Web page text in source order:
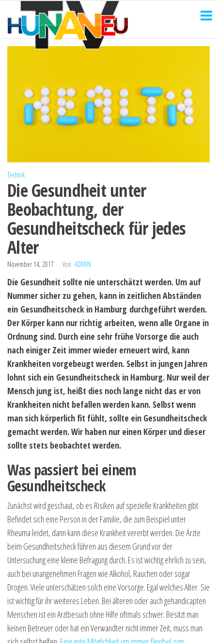
Inhalt
springen
Technik
Die Gesundheit unter
Beobachtung, der
Gesundheitscheck für jedes
Alter
November 14, 2017 Von ADMIN
Die Gesundheit sollte nie unterschätzt werden. Um auf
Nummer sicher zu gehen, kann in zeitlichen Abständen
ein Gesundheitscheck in Hamburg durchgeführt werden.
Der Körper kann nur richtig arbeiten, wenn alle Organe in
Ordnung sind. Durch eine sehr frühe Vorsorge die auch
nach einiger Zeit immer wieder erneuert wird, kann
Krankheiten vorgebeugt werden. Selbst in jungen Jahren
lohnt sich ein Gesundheitscheck in Hamburg. Nur weil der
Mensch jung ist, heißt dies noch lange nicht das er von
Krankheiten nicht befallen werden kann. Selbst wenn
man sich körperlich fit fühlt, sollte ein Gesundheitscheck
gemacht werden. Wir haben nur einen Körper und dieser
sollte stets beobachtet werden.
Was passiert bei einem
Gesundheitscheck
Zunächst wird geschaut, ob es Risiken auf spezielle Krankheiten gibt.
Befindet sich eine Person in der Familie, die zum Beispiel unter
Rheuma leidet, dann kann diese Krankheit vererbt werden. Die Ärzte
beim Gesundheitscheck führen aus diesem Grund vor der
Untersuchung eine kleine Befragung durch. Es ist wichtig ehrlich zu sein,
auch bei unangenehmen Fragen wie Alkohol, Rauchen oder sogar
Drogen. Viele unterschätzen solch eine Vorsorge. Egal welches Alter. Sie
ist wichtig für ihr weiteres Leben. Bei älteren oder auch gehandicapten
Menschen ist ein Arztbesuch ohne Hilfe oftmals schwer. Besitzt man
keinen Betreuer oder hat ein Verwandter nicht immer Zeit, muss man